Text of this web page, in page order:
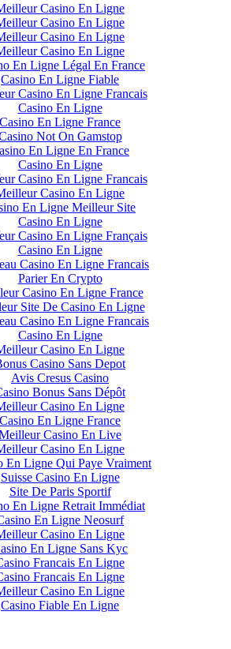
Casino En Ligne
Casino En Ligne
Casino En Ligne
Casino En Ligne
En Ligne Légal En France
Casino En Ligne Fiable
Casino En Ligne Francais
Casino En Ligne
Casino En Ligne France
Not On Gamstop
En Ligne En France
Casino En Ligne
Casino En Ligne Francais
Casino En Ligne
En Ligne Meilleur Site
Casino En Ligne
Casino En Ligne Français
Casino En Ligne
Casino En Ligne Francais
Parier En Crypto
Casino En Ligne France
Site De Casino En Ligne
Casino En Ligne Francais
Casino En Ligne
Casino En Ligne
Casino Sans Depot
Avis Cresus Casino
Bonus Sans Dépôt
Casino En Ligne
Casino En Ligne France
Casino En Live
Casino En Ligne
En Ligne Qui Paye Vraiment
Suisse Casino En Ligne
Site De Paris Sportif
En Ligne Retrait Immédiat
En Ligne Neosurf
Casino En Ligne
En Ligne Sans Kyc
Francais En Ligne
Francais En Ligne
Casino En Ligne
Casino Fiable En Ligne